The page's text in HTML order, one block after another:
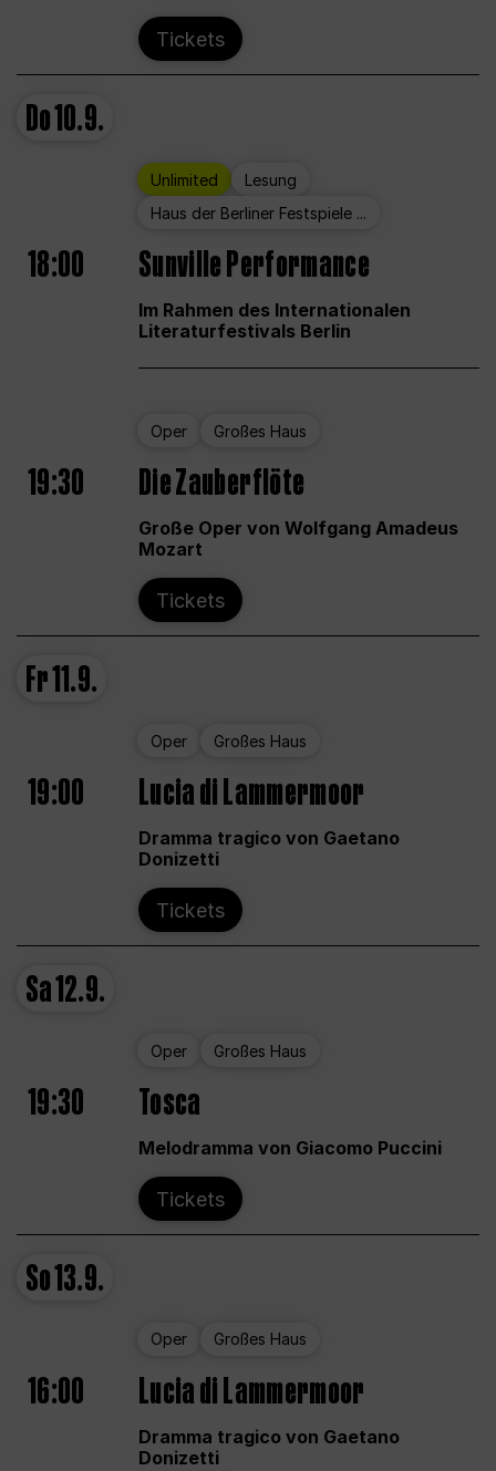
Tickets
Do10.9.
Unlimited
Lesung
Haus der Berliner Festspiele ...
18:00 Sunville Performance
Im Rahmen des Internationalen
Literaturfestivals Berlin
Oper Großes Haus
19:30 Die Zauberflöte
Große Oper von Wolfgang Amadeus
Mozart
Tickets
Fr11.9.
Oper Großes Haus
19:00 Lucia di Lammermoor
Dramma tragico von Gaetano
Donizetti
Tickets
Sa12.9.
Oper Großes Haus
19:30 Tosca
Melodramma von Giacomo Puccini
Tickets
So13.9.
Oper Großes Haus
16:00 Lucia di Lammermoor
Dramma tragico von Gaetano
Donizetti